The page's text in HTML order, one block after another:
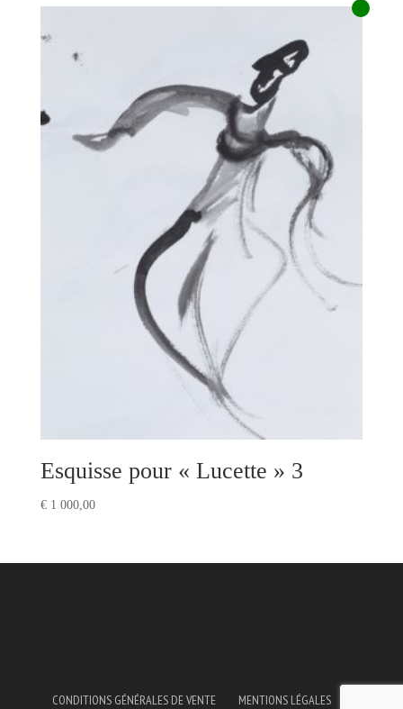
Esquisse pour « Lucette » 3
€1 000,00
CONDITIONS GÉNÉRALES DE VENTE MENTIONS LÉGALES